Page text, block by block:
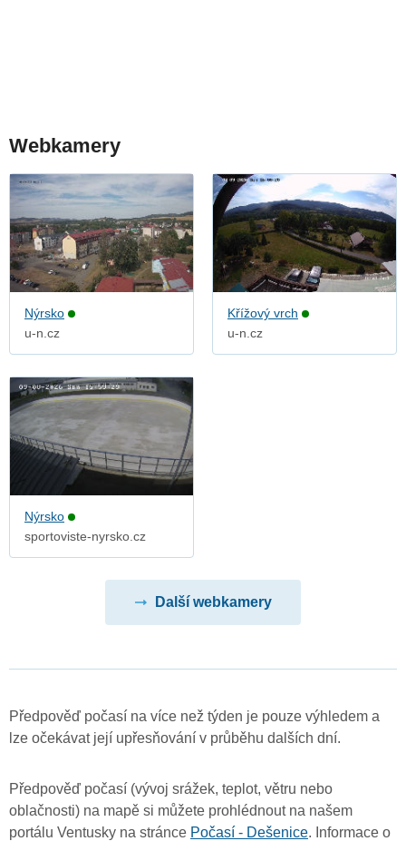
Webkamery
Nýrsko
u-n.cz
Křížový vrch
u-n.cz
Nýrsko
sportoviste-nyrsko.cz
Další webkamery
Předpověď počasí na více než týden je pouze výhledem a
lze očekávat její upřesňování v průběhu dalších dní.
Předpověď počasí (vývoj srážek, teplot, větru nebo
oblačnosti) na mapě si můžete prohlédnout na našem
portálu Ventusky na stránce Počasí - Dešenice. Informace o